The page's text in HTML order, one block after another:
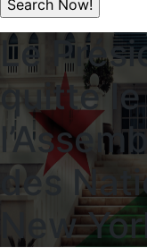
Le
quitte
des
New